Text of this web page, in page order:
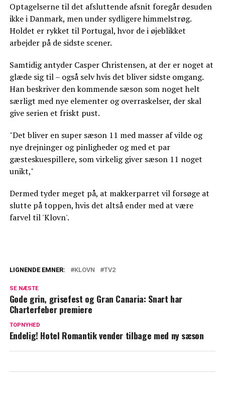
Optagelserne til det afsluttende afsnit foregår desuden
ikke i Danmark, men under sydligere himmelstrøg.
Holdet er rykket til Portugal, hvor de i øjeblikket
arbejder på de sidste scener.
Samtidig antyder Casper Christensen, at der er noget at
glæde sig til – også selv hvis det bliver sidste omgang.
Han beskriver den kommende sæson som noget helt
særligt med nye elementer og overraskelser, der skal
give serien et friskt pust.
"Det bliver en super sæson 11 med masser af vilde og
nye drejninger og pinligheder og med et par
gæsteskuespillere, som virkelig giver sæson 11 noget
unikt,"
Dermed tyder meget på, at makkerparret vil forsøge at
slutte på toppen, hvis det altså ender med at være
farvel til 'Klovn'.
tilbage
Den er god nok: Nu bekræfter Casper
LIGNENDE EMNER: KLOVN TV2
SE NÆSTE
Gode grin, grisefest og Gran Canaria: Snart har
Charterfeber premiere
TOPNYHED
Endelig! Hotel Romantik vender tilbage med ny sæson